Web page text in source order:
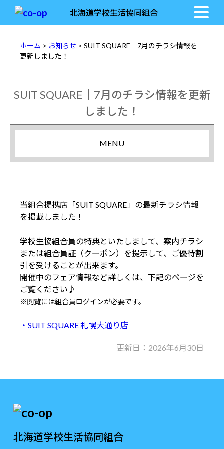
北海道学校生活協同組合
ホーム > お知らせ > SUIT SQUARE｜7月のチラシ情報を
更新しました！
SUIT SQUARE｜7月のチラシ情報を更新
しました！
当組合提携店「SUIT SQUARE」の最新チラシ情報
を掲載しました！
学校生協組合員の特典といたしまして、案内チラシ
または組合員証（クーポン）を提示して、ご優待割
引を受けることが出来ます。
開催中のフェア情報など詳しくは、下記のページを
ご覧ください♪
※閲覧には組合員ログインが必要です。
・SUIT SQUARE 札幌大通り店
更新日：2026年6月30日
MENU
北海道学校生活協同組合